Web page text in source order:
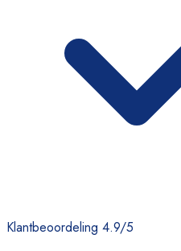
Klantbeoordeling 4.9/5